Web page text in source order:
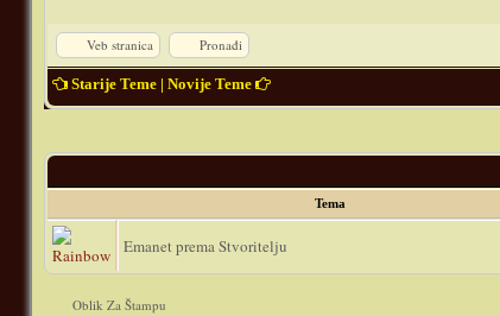
Veb stranica Pronađi
Starije Teme| Novije Teme
Tema
Emanet prema Stvoritelju
Oblik Za Štampu